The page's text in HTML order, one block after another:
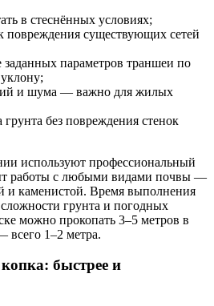
в стеснённых условиях;
существующих сетей
параметров траншеи по
и шума — важно для жилых
без повреждения стенок
используют профессиональный
работы с любыми видами почвы —
и каменистой. Время выполнения
грунта и погодных
можно прокопать 3–5 метров в
всего 1–2 метра.
быстрее и